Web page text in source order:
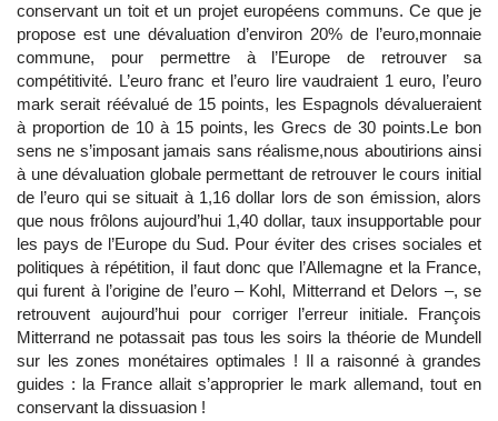
conservant un toit et un projet européens communs. Ce que je
propose est une dévaluation d’environ 20% de l’euro,monnaie
commune, pour permettre à l’Europe de retrouver sa
compétitivité. L’euro franc et l’euro lire vaudraient 1 euro, l’euro
mark serait réévalué de 15 points, les Espagnols dévalueraient
à proportion de 10 à 15 points, les Grecs de 30 points.Le bon
sens ne s’imposant jamais sans réalisme,nous aboutirions ainsi
à une dévaluation globale permettant de retrouver le cours initial
de l’euro qui se situait à 1,16 dollar lors de son émission, alors
que nous frôlons aujourd’hui 1,40 dollar, taux insupportable pour
les pays de l’Europe du Sud. Pour éviter des crises sociales et
politiques à répétition, il faut donc que l’Allemagne et la France,
qui furent à l’origine de l’euro – Kohl, Mitterrand et Delors –, se
retrouvent aujourd’hui pour corriger l’erreur initiale. François
Mitterrand ne potassait pas tous les soirs la théorie de Mundell
sur les zones monétaires optimales ! Il a raisonné à grandes
guides : la France allait s’approprier le mark allemand, tout en
conservant la dissuasion !